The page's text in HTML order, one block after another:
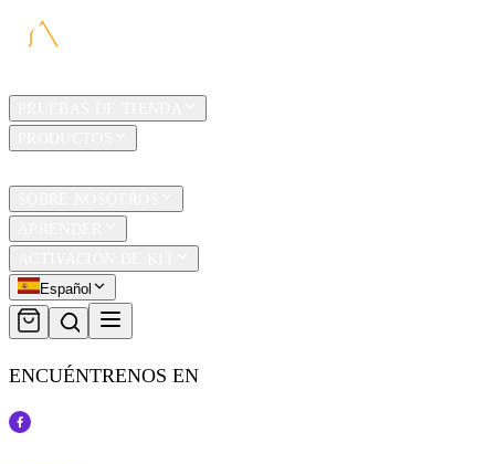
Español
ENCUÉNTRENOS EN